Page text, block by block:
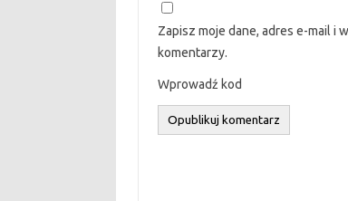
Zapisz moje dane, adres e-mail i
komentarzy.
Wprowadź kod